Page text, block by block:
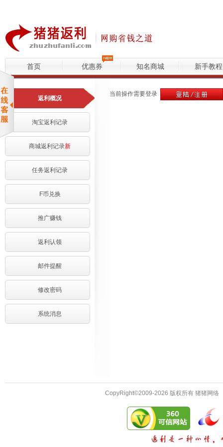
首页 优惠券 知名商城 新手教程
返利概况
淘宝返利记录
商城返利记录新
任务返利记录
F币兑换
推广赚钱
返利认领
邮件提醒
修改密码
系统消息
当前操作需要登录
CopyRight©2009-2026 版权所有 猪猪网